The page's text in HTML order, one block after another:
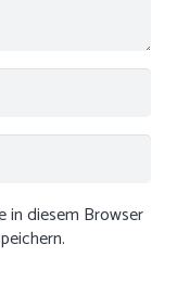
in diesem Browser